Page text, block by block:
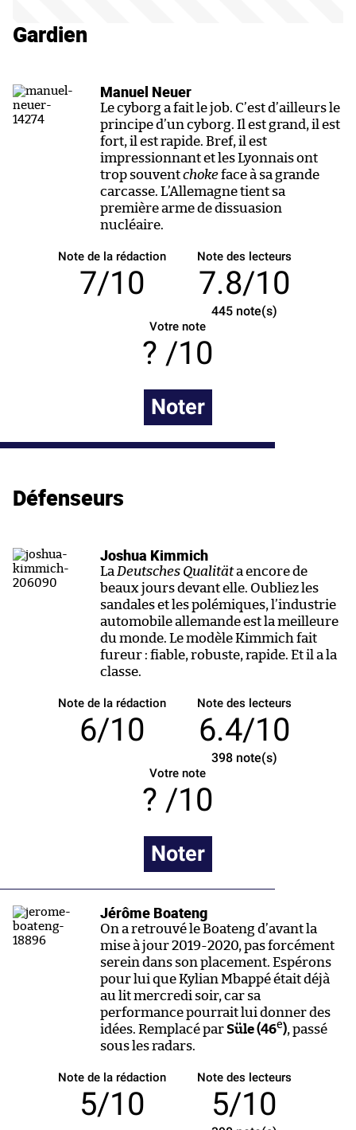
Gardien
Manuel Neuer
Le cyborg a fait le job. C’est d’ailleurs le
principe d’un cyborg. Il est grand, il est
fort, il est rapide. Bref, il est
impressionnant et les Lyonnais ont
trop souventchokeface à sa grande
carcasse. L’Allemagne tient sa
première arme de dissuasion
nucléaire.
Note de la rédaction
7/10
Note des lecteurs
7.8/10
445note(s)
Votre note
/10
Noter
Défenseurs
Joshua Kimmich
LaDeutsches Qualitäta encore de
beaux jours devant elle. Oubliez les
sandales et les polémiques, l’industrie
automobile allemande est la meilleure
du monde. Le modèle Kimmich fait
fureur : fiable, robuste, rapide. Et il a la
classe.
Note de la rédaction
6/10
Note des lecteurs
6.4/10
398note(s)
Votre note
/10
Noter
Jérôme Boateng
On a retrouvé le Boateng d’avant la
mise à jour 2019-2020, pas forcément
serein dans son placement. Espérons
pour lui que Kylian Mbappé était déjà
au lit mercredi soir, car sa
performance pourrait lui donner des
idées. Remplacé par Süle (46e), passé
sous les radars.
Note de la rédaction
5/10
Note des lecteurs
5/10